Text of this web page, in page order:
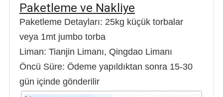
Paketleme ve Nakliye
Paketleme Detayları: 25kg küçük torbalar
veya 1mt jumbo torba
Liman: Tianjin Limanı, Qingdao Limanı
Öncü Süre: Ödeme yapıldıktan sonra 15-30
gün içinde gönderilir